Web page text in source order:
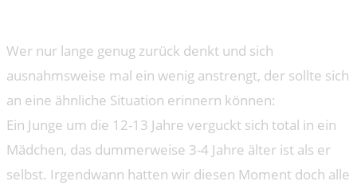
Wer nur lange genug zurück denkt und sich
ausnahmsweise mal ein wenig anstrengt, der sollte sich
an eine ähnliche Situation erinnern können:
Ein Junge um die 12-13 Jahre verguckt sich total in ein
Mädchen, das dummerweise 3-4 Jahre älter ist als er
selbst. Irgendwann hatten wir diesen Moment doch alle